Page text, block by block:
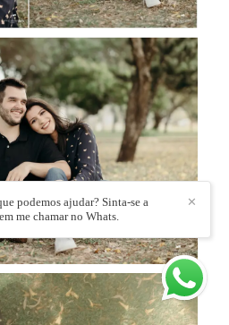
✕
podemos ajudar? Sinta-se a
me chamar no Whats.